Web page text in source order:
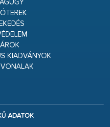
KIADVÁNYOK
ADATOK